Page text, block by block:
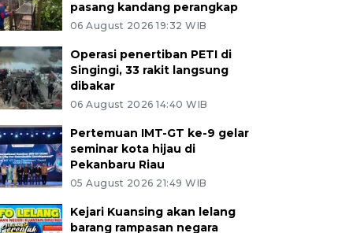
pasang kandang perangkap
06 August 2026 19:32 WIB
Operasi penertiban PETI di
Singingi, 33 rakit langsung
dibakar
06 August 2026 14:40 WIB
Pertemuan IMT-GT ke-9 gelar
seminar kota hijau di
Pekanbaru Riau
05 August 2026 21:49 WIB
Kejari Kuansing akan lelang
barang rampasan negara